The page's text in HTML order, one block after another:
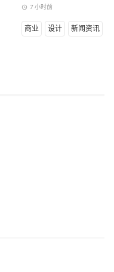
access_time 7 小时前
商业 设计 新闻资讯